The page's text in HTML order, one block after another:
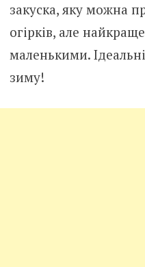
закуска, яку можна
огірків, але
маленькими.
зиму!